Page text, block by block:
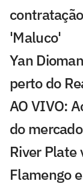
'Maluco'
Yan
perto do
AO VIVO:
do
River Plate
Flamengo